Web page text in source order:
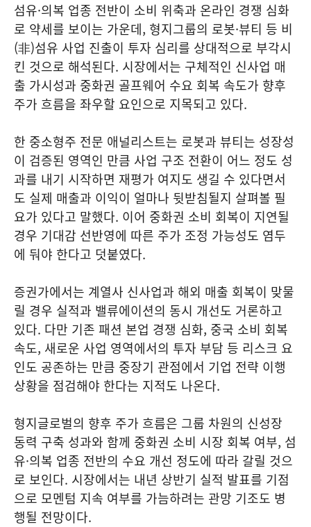
섬유·의복 업종 전반이 소비 위축과 온라인 경쟁 심화
로 약세를 보이는 가운데, 형지그룹의 로봇·뷰티 등 비
(非)섬유 사업 진출이 투자 심리를 상대적으로 부각시
킨 것으로 해석된다. 시장에서는 구체적인 신사업 매
출 가시성과 중화권 골프웨어 수요 회복 속도가 향후
주가 흐름을 좌우할 요인으로 지목되고 있다.
한 중소형주 전문 애널리스트는 로봇과 뷰티는 성장성
이 검증된 영역인 만큼 사업 구조 전환이 어느 정도 성
과를 내기 시작하면 재평가 여지도 생길 수 있다면서
도 실제 매출과 이익이 얼마나 뒷받침될지 살펴볼 필
요가 있다고 말했다. 이어 중화권 소비 회복이 지연될
경우 기대감 선반영에 따른 주가 조정 가능성도 염두
에 둬야 한다고 덧붙였다.
증권가에서는 계열사 신사업과 해외 매출 회복이 맞물
릴 경우 실적과 밸류에이션의 동시 개선도 거론하고
있다. 다만 기존 패션 본업 경쟁 심화, 중국 소비 회복
속도, 새로운 사업 영역에서의 투자 부담 등 리스크 요
인도 공존하는 만큼 중장기 관점에서 기업 전략 이행
상황을 점검해야 한다는 지적도 나온다.
형지글로벌의 향후 주가 흐름은 그룹 차원의 신성장
동력 구축 성과와 함께 중화권 소비 시장 회복 여부, 섬
유·의복 업종 전반의 수요 개선 정도에 따라 갈릴 것으
로 보인다. 시장에서는 내년 상반기 실적 발표를 기점
으로 모멘텀 지속 여부를 가늠하려는 관망 기조도 병
행될 전망이다.